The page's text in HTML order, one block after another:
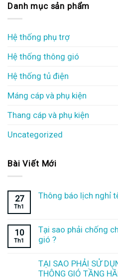
Danh mục sản phẩm
Hệ thống phụ trợ
Hệ thống thông gió
Hệ thống tủ điện
Máng cáp và phụ kiện
Thang cáp và phụ kiện
Uncategorized
Bài Viết Mới
27
Th1
Thông báo lịch nghỉ
10
Th1
Tại sao phải chống
gió ?
TẠI SAO PHẢI SỬ
THÔNG GIÓ TẦNG